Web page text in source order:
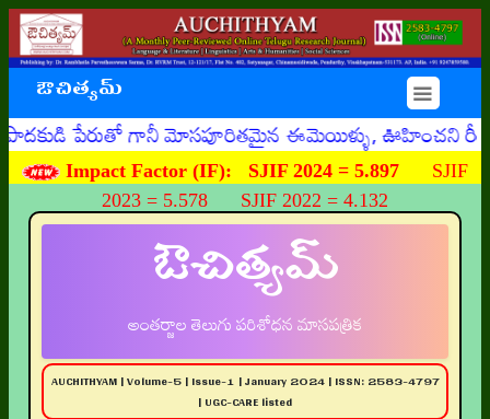
ఔచిత్యమ్ ☰
గానీ మోసపూరితమైన ఈమెయిళ్ళు, ఊహించని రీతిగా
Impact Factor (IF): SJIF 2024 = 5.897 SJIF
2023 = 5.578 SJIF 2022 = 4.132
ఔచిత్యమ్
అంతర్జాల తెలుగు పరిశోధన మాసపత్రిక
AUCHITHYAM | Volume-5 | Issue-1 | January 2024 | ISSN: 2583-4797
| UGC-CARE listed